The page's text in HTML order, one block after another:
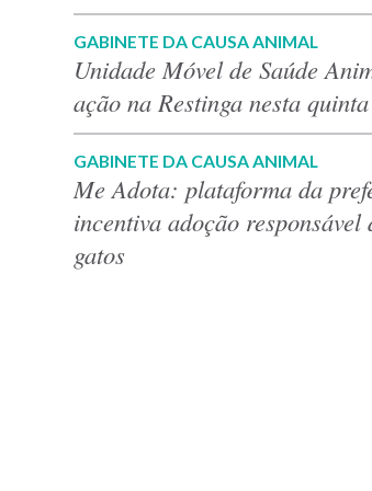
GABINETE DA CAUSA ANIMAL
Unidade Móvel de Saúde
ação na Restinga nesta quinta
GABINETE DA CAUSA ANIMAL
Me Adota: plataforma da
incentiva adoção responsável
gatos